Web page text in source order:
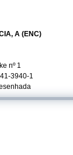
A (ENC)
nº 1
3940-1